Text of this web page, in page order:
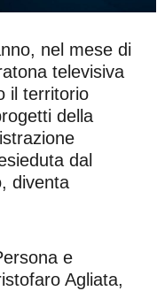
nel mese di
televisiva
il territorio
della
dal
diventa
e
Agliata,